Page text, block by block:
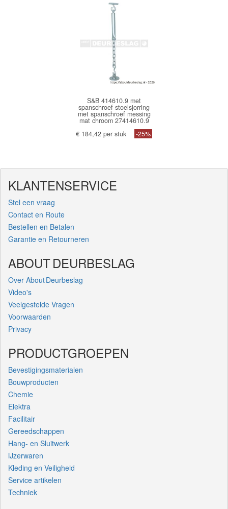
S&B 414610.9 met
spanschroef stoelsjorring
met spanschroef messing
mat chroom 27414610.9
€ 184,42 per stuk
-25%
KLANTENSERVICE
Stel een vraag
Contact en Route
Bestellen en Betalen
Garantie en Retourneren
ABOUT DEURBESLAG
Over About Deurbeslag
Video's
Veelgestelde Vragen
Voorwaarden
Privacy
PRODUCTGROEPEN
Bevestigingsmaterialen
Bouwproducten
Chemie
Elektra
Facilitair
Gereedschappen
Hang- en Sluitwerk
IJzerwaren
Kleding en Veiligheid
Service artikelen
Techniek